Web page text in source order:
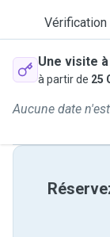
Vérification
Une visite
à partir de 25
Aucune date